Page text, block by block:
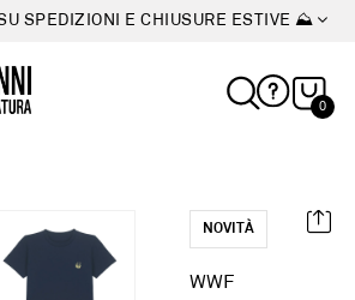
SPEDIZIONI E CHIUSURE ESTIVE ⛰
0
NOVITÀ
WWF